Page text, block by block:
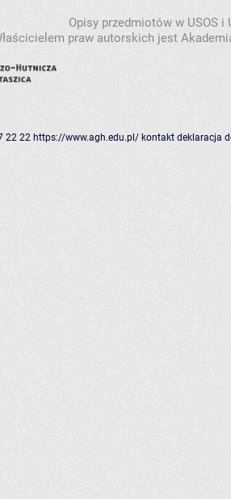
Opisy przedmiotów w USOS
praw autorskich jest
22 22 https://www.agh.edu.pl/ kontakt deklaracja